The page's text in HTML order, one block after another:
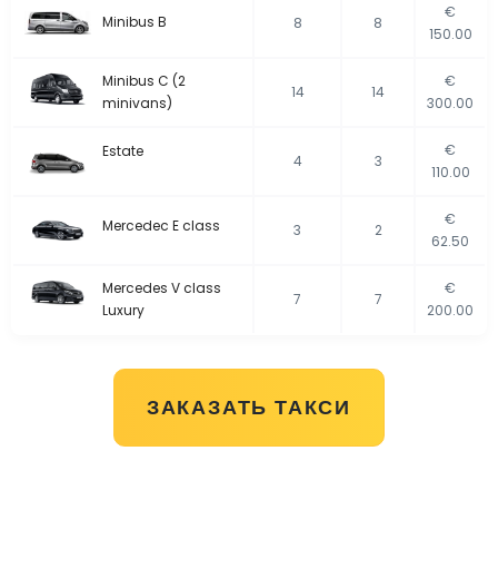
Minibus B 8 8
€
150.00
Minibus C (2
minivans)
14 14
€
300.00
Estate
4 3
€
110.00
Mercedec E class 3 2
€
62.50
Mercedes V class
Luxury
7 7
€
200.00
ЗАКАЗАТЬ ТАКСИ